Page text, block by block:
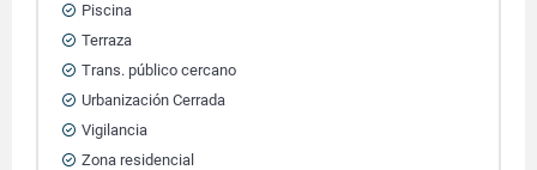
Piscina
Terraza
Trans. público cercano
Urbanización Cerrada
Vigilancia
Zona residencial